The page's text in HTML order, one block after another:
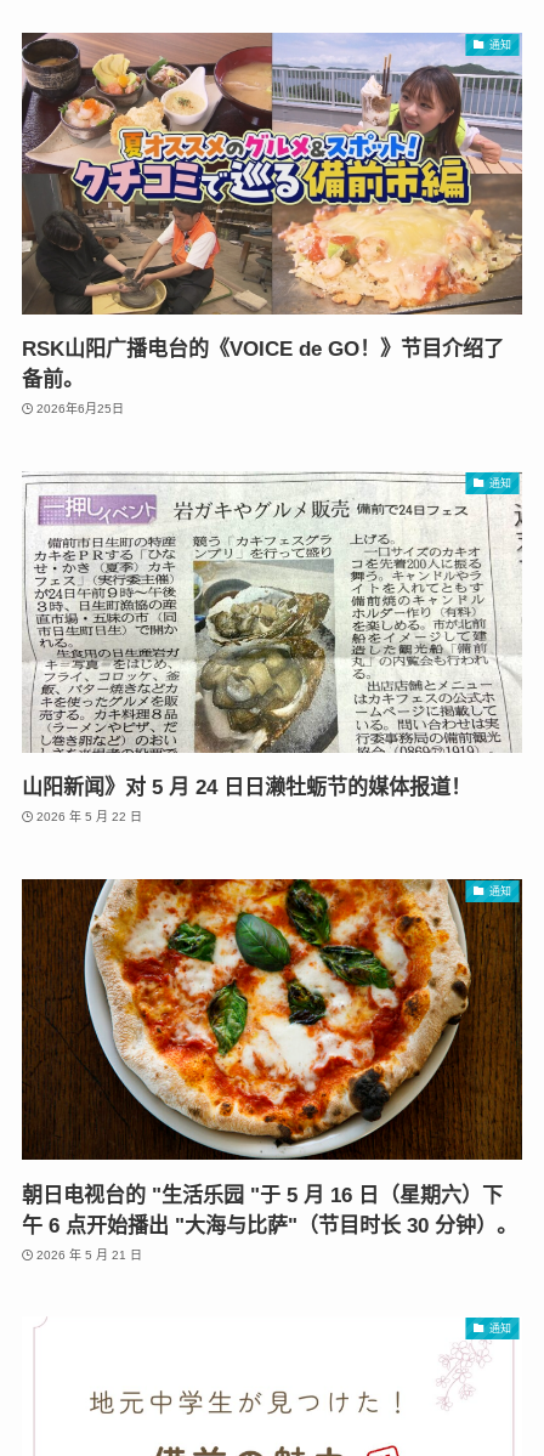
通知
RSK山阳广播电台的《VOICE de GO！》节目介绍了
备前。
2026年6月25日
通知
山阳新闻》对 5 月 24 日日濑牡蛎节的媒体报道！
2026 年 5 月 22 日
通知
朝日电视台的 "生活乐园 "于 5 月 16 日（星期六）下
午 6 点开始播出 "大海与比萨"（节目时长 30 分钟）。
2026 年 5 月 21 日
通知